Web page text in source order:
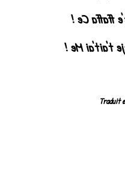
Maismais
C'estc'est
Traduit